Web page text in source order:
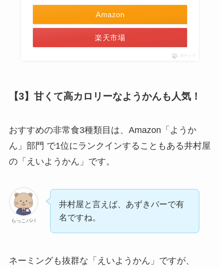
Amazon
楽天市場
ポチップ
【3】甘くて高カロリーなようかんも人気！
おすすめの非常食3種類目は、Amazon「ようか
ん」部門 で1位にランクインすることもある井村屋
の「えいようかん」です。
らっこパパ
井村屋と言えば、あずきバーで有
名ですね。
ネーミングも抜群な「えいようかん」ですが、